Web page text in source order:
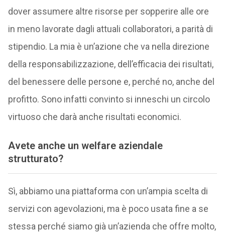
dover assumere altre risorse per sopperire alle ore
in meno lavorate dagli attuali collaboratori, a parità di
stipendio. La mia è un’azione che va nella direzione
della responsabilizzazione, dell’efficacia dei risultati,
del benessere delle persone e, perché no, anche del
profitto. Sono infatti convinto si inneschi un circolo
virtuoso che darà anche risultati economici.
Avete anche un welfare aziendale
strutturato?
Sì, abbiamo una piattaforma con un’ampia scelta di
servizi con agevolazioni, ma è poco usata fine a se
stessa perché siamo già un’azienda che offre molto,